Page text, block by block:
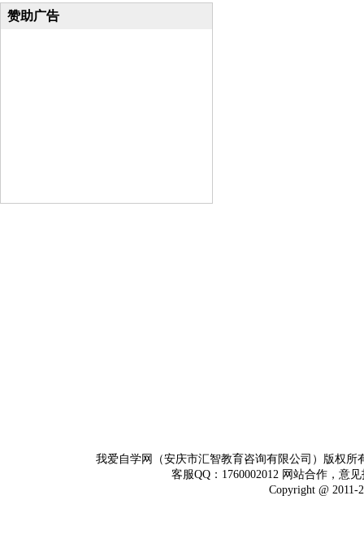
赞助广告
我爱自学网（安庆市汇智教育咨询有限公司）版权
客服QQ：1760002012 网站合作，意
Copyright @